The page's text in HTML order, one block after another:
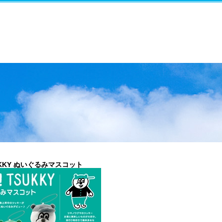
ぬいぐるみマスコット